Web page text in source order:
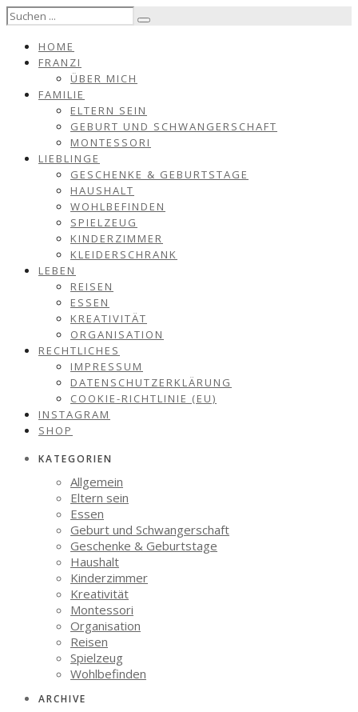
HOME
FRANZI
ÜBER MICH
FAMILIE
ELTERN SEIN
GEBURT UND SCHWANGERSCHAFT
MONTESSORI
LIEBLINGE
GESCHENKE & GEBURTSTAGE
HAUSHALT
WOHLBEFINDEN
SPIELZEUG
KINDERZIMMER
KLEIDERSCHRANK
LEBEN
REISEN
ESSEN
KREATIVITÄT
ORGANISATION
RECHTLICHES
IMPRESSUM
DATENSCHUTZERKLÄRUNG
COOKIE-RICHTLINIE (EU)
INSTAGRAM
SHOP
KATEGORIEN
Allgemein
Eltern sein
Essen
Geburt und Schwangerschaft
Geschenke & Geburtstage
Haushalt
Kinderzimmer
Kreativität
Montessori
Organisation
Reisen
Spielzeug
Wohlbefinden
ARCHIVE